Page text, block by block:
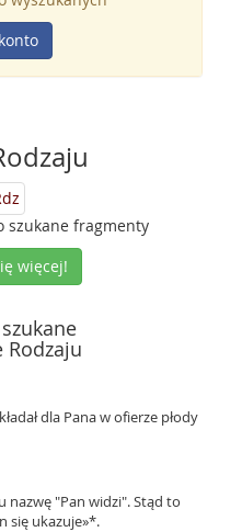
szukane fragmenty
więcej!
Rodzaju
dla Pana w ofierze płody
nazwę "Pan widzi". Stąd to
się ukazuje»*.